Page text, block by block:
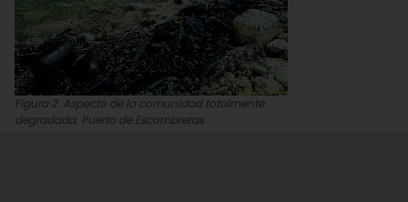
Figura 2. Aspecto de la comunidad totalmente
degradada. Puerto de Escombreras